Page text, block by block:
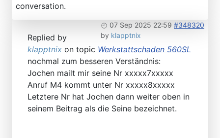
conversation.
07 Sep 2025 22:59 #348320
by klapptnix
Replied by
klapptnix on topic Werkstattschaden 560SL
nochmal zum besseren Verständnis:
Jochen mailt mir seine Nr xxxxx7xxxxx
Anruf M4 kommt unter Nr xxxxx8xxxxx
Letztere Nr hat Jochen dann weiter oben in
seinem Beitrag als die Seine bezeichnet.